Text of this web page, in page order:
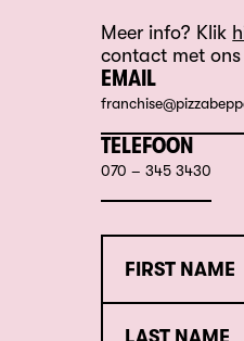
Meer info? Klik
contact met
EMAIL
TELEFOON
070 – 345 3430